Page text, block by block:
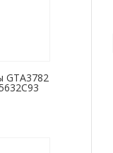
GTA3782